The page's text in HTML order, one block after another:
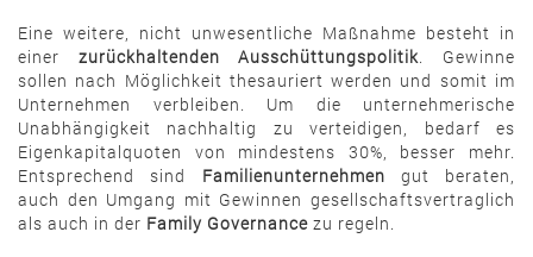
Eine weitere, nicht unwesentliche Maßnahme besteht in
einer zurückhaltenden Ausschüttungspolitik . Gewinne
sollen nach Möglichkeit thesauriert werden und somit im
Unternehmen verbleiben. Um die unternehmerische
Unabhängigkeit nachhaltig zu verteidigen, bedarf es
Eigenkapitalquoten von mindestens 30%, besser mehr.
Entsprechend sind Familienunternehmen gut beraten,
auch den Umgang mit Gewinnen gesellschaftsvertraglich
als auch in der Family Governance zu regeln.